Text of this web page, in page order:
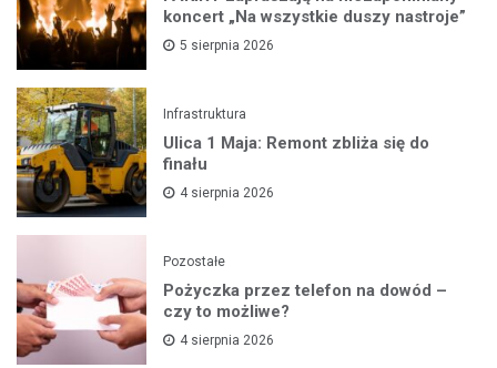
koncert „Na wszystkie duszy nastroje”
5 sierpnia 2026
Infrastruktura
Ulica 1 Maja: Remont zbliża się do
finału
4 sierpnia 2026
Pozostałe
Pożyczka przez telefon na dowód –
czy to możliwe?
4 sierpnia 2026